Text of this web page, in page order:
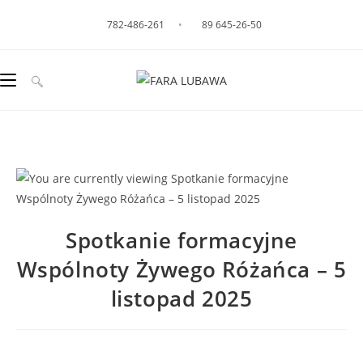
782-486-261 • 89 645-26-50
Spotkanie formacyjne
Wspólnoty Żywego Różańca – 5
listopad 2025